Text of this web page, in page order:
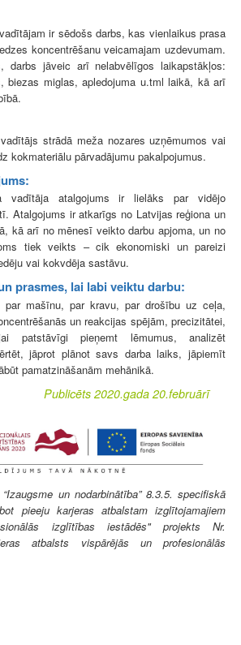
ir sēdošs darbs, kas vienlaikus prasa
koncentrēšanu veicamajam uzdevumam.
darbs jāveic arī nelabvēlīgos laikapstākļos:
biezas miglas, apledojuma u.tml laikā, kā arī
strādā meža nozares uzņēmumos vai
kokmateriālu pārvadājumu pakalpojumus.
vadītāja atalgojums ir lielāks par vidējo
Atalgojums ir atkarīgs no Latvijas reģiona un
kā arī no mēnesī veikto darbu apjoma, un no
tiek veikts – cik ekonomiski un pareizi
vai kokvdēja sastāvu.
prasmes, lai labi veiktu darbu:
par mašīnu, par kravu, par drošību uz ceļa,
un reakcijas spējām, precizitātei,
patstāvīgi pieņemt lēmumus, analizēt
jāprot plānot savs darba laiks, jāpiemīt
pamatzināšanām mehānikā.
Publicēts 2020.gada 20.februārī
un nodarbinātība” 8.3.5. specifiskā
pieeju karjeras atbalstam izglītojamajiem
izglītības iestādēs" projekts Nr.
atbalsts vispārējās un profesionālās